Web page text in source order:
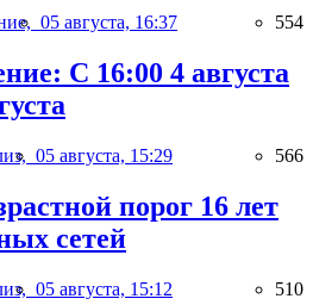
05 августа, 16:37 554
С 16:00 4 августа
05 августа, 15:29 566
порог 16 лет
сетей
05 августа, 15:12 510